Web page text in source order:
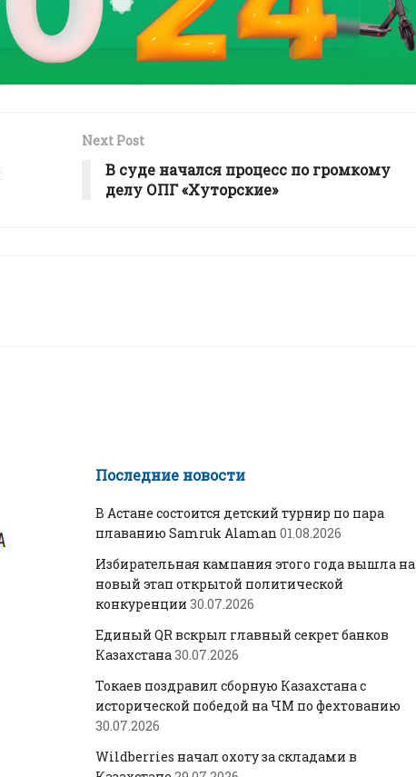
Next Post
В суде начался процесс по громкому
делу ОПГ «Хуторские»
Последние новости
В Астане состоится детский турнир по пара
плаванию Samruk Alaman 01.08.2026
Избирательная кампания этого года вышла на
новый этап открытой политической
конкуренции 30.07.2026
Единый QR вскрыл главный секрет банков
Казахстана30.07.2026
Токаев поздравил сборную Казахстана с
исторической победой на ЧМ по фехтованию
30.07.2026
Wildberries начал охоту за складами в